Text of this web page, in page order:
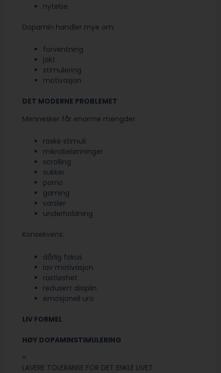
nytelse
Dopamin handler mye om:
forventning
jakt
stimulering
motivasjon
DET MODERNE PROBLEMET
Mennesker får enorme mengder:
raske stimuli
mikrobelønninger
scrolling
sukker
porno
gaming
varsler
underholdning
Konsekvens:
dårlig fokus
lav motivasjon
rastløshet
redusert disiplin
emosjonell uro
LIV FORMEL
HØY DOPAMINSTIMULERING
=
LAVERE TOLERANSE FOR DET ENKLE LIVET